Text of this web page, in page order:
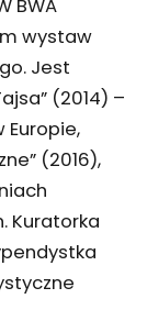
BWA
wystaw
Jest
(2014) –
(2016),
Kuratorka